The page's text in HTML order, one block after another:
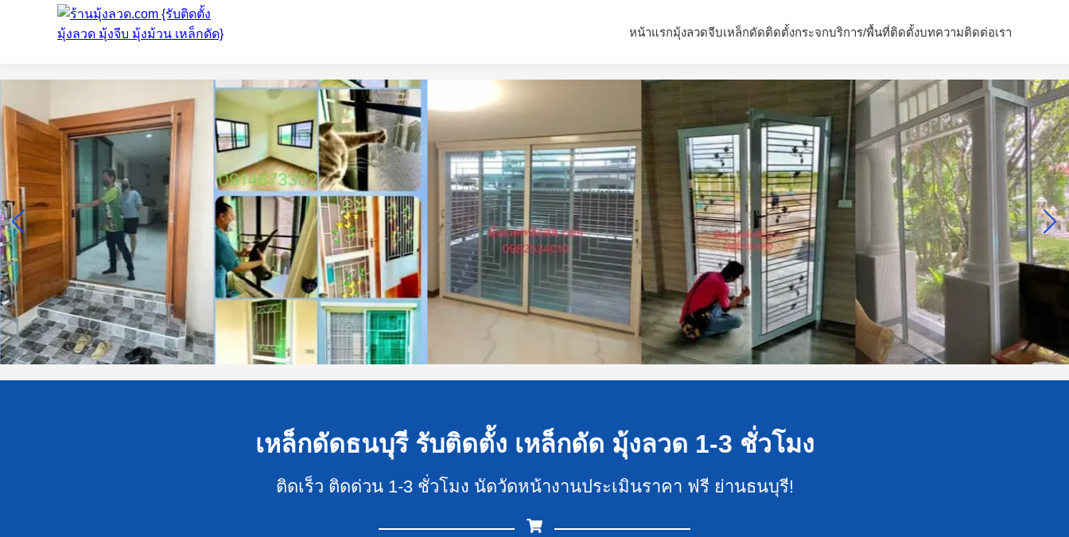
หน้าแรกมุ้งลวดจีบเหล็กดัดติดตั้งกระจกบริการ/พื้นที่ติดตั้งบทความติดต่อเรา
เหล็กดัดธนบุรี รับติดตั้ง เหล็กดัด มุ้งลวด 1-3 ชั่วโมง
ติดเร็ว ติดด่วน 1-3 ชั่วโมง นัดวัดหน้างานประเมินราคา ฟรี ย่านธนบุรี!